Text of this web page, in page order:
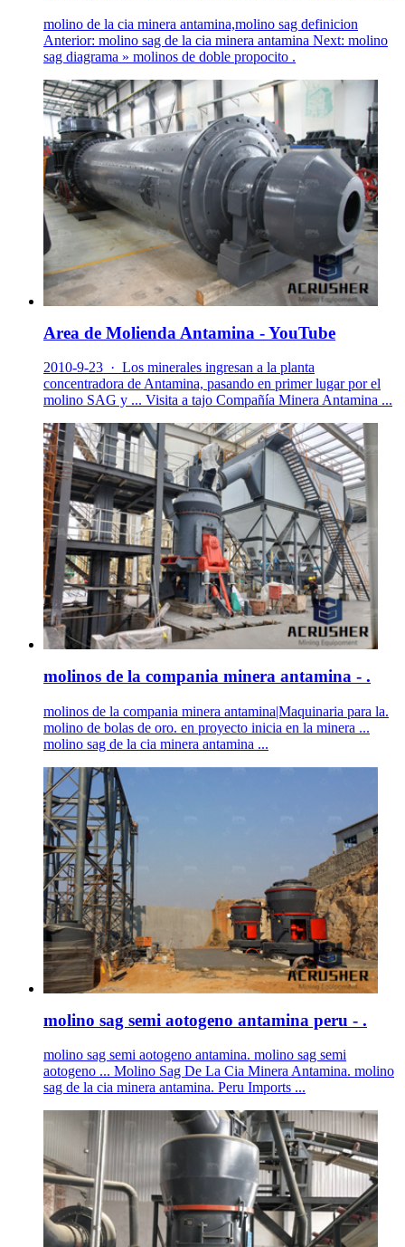
molino de la cia minera antamina,molino sag definicion
Anterior: molino sag de la cia minera antamina Next: molino
sag diagrama » molinos de doble propocito .
Area de Molienda Antamina - YouTube
2010-9-23 · Los minerales ingresan a la planta
concentradora de Antamina, pasando en primer lugar por el
molino SAG y ... Visita a tajo Compañía Minera Antamina ...
molinos de la compania minera antamina - .
molinos de la compania minera antamina|Maquinaria para la.
molino de bolas de oro. en proyecto inicia en la minera ...
molino sag de la cia minera antamina ...
molino sag semi aotogeno antamina peru - .
molino sag semi aotogeno antamina. molino sag semi
aotogeno ... Molino Sag De La Cia Minera Antamina. molino
sag de la cia minera antamina. Peru Imports ...